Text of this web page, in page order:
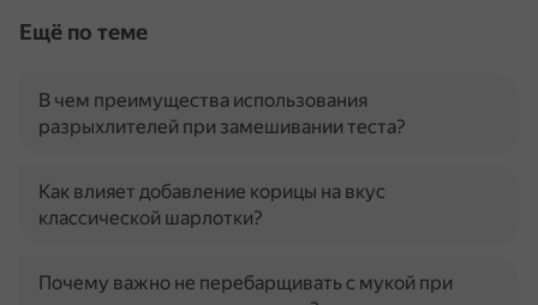
Ещё по теме
В чем преимущества использования
разрыхлителей при замешивании теста?
Как влияет добавление корицы на вкус
классической шарлотки?
Почему важно не перебарщивать с мукой при